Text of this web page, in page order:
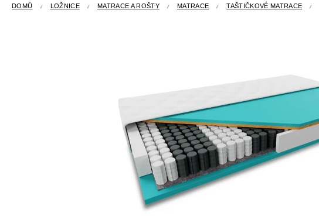
DOMŮ LOŽNICE MATRACE A ROŠTY MATRACE TAŠTIČKOVÉ MATRACE